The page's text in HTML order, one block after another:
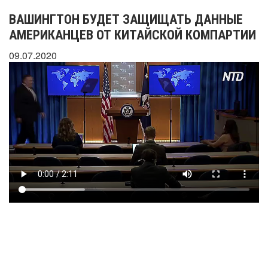
ВАШИНГТОН БУДЕТ ЗАЩИЩАТЬ ДАННЫЕ
АМЕРИКАНЦЕВ ОТ КИТАЙСКОЙ КОМПАРТИИ
09.07.2020